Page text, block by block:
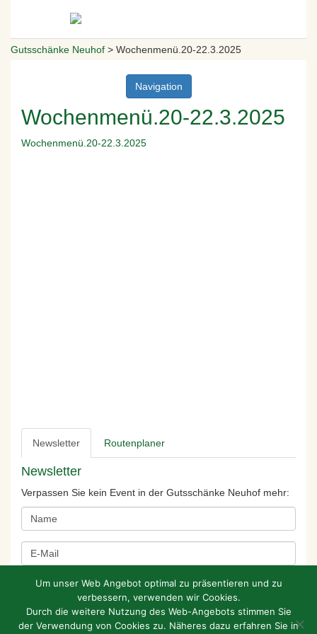
Gutsschänke Neuhof > Wochenmenü.20-22.3.2025
Navigation
Wochenmenü.20-22.3.2025
Wochenmenü.20-22.3.2025
Newsletter Routenplaner
Newsletter
Verpassen Sie kein Event in der Gutsschänke Neuhof mehr:
Um unser Web Angebot optimal zu präsentieren und zu
verbessern, verwenden wir Cookies.
Durch die weitere Nutzung des Web-Angebots stimmen Sie
der Verwendung von Cookies zu. Näheres dazu erfahren Sie in